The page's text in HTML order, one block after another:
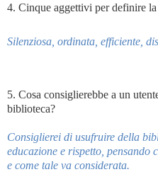
4. Cinque aggettivi per definire
Silenziosa, ordinata, efficiente,
5. Cosa consiglierebbe a un
biblioteca?
Consiglierei di usufruire della
educazione e rispetto, pensando
e come tale va considerata.